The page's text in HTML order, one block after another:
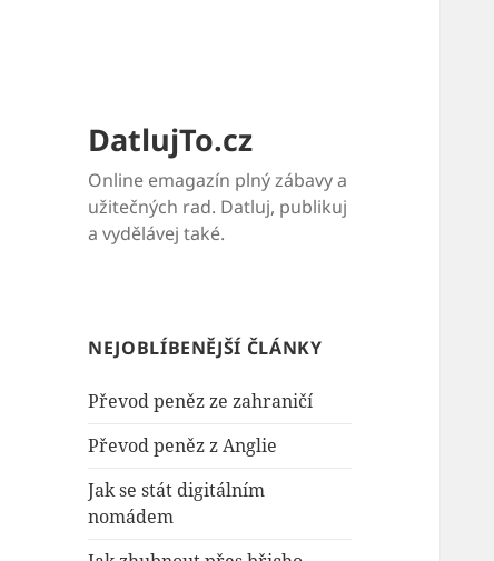
DatlujTo.cz
Online emagazín plný zábavy a
užitečných rad. Datluj, publikuj
a vydělávej také.
NEJOBLÍBENĚJŠÍ ČLÁNKY
Převod peněz ze zahraničí
Převod peněz z Anglie
Jak se stát digitálním
nomádem